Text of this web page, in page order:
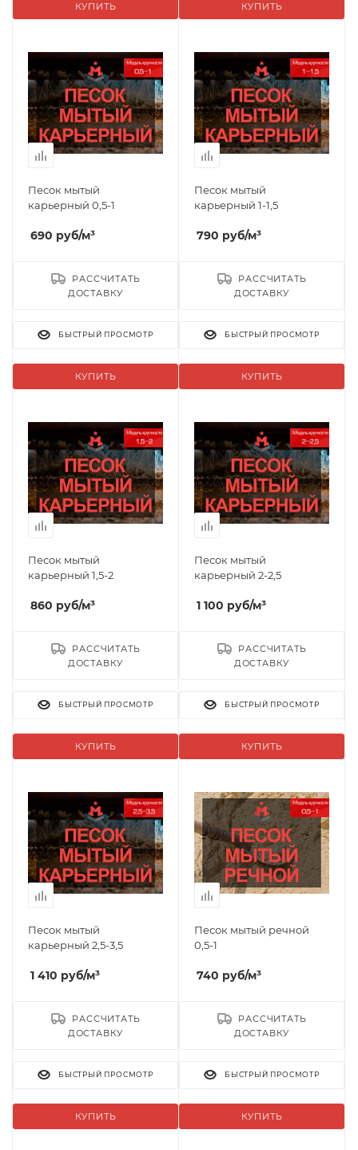
КУПИТЬ КУПИТЬ
Песок мытый
карьерный 0,5-1
690 руб/м³
КУПИТЬ
РАССЧИТАТЬ
ДОСТАВКУ
БЫСТРЫЙ ПРОСМОТР
Песок мытый
карьерный 1-1,5
790 руб/м³
КУПИТЬ
РАССЧИТАТЬ
ДОСТАВКУ
БЫСТРЫЙ ПРОСМОТР
Песок мытый
карьерный 1,5-2
860 руб/м³
КУПИТЬ
РАССЧИТАТЬ
ДОСТАВКУ
БЫСТРЫЙ ПРОСМОТР
Песок мытый
карьерный 2-2,5
1 100 руб/м³
КУПИТЬ
РАССЧИТАТЬ
ДОСТАВКУ
БЫСТРЫЙ ПРОСМОТР
Песок мытый
карьерный 2,5-3,5
1 410 руб/м³
КУПИТЬ
РАССЧИТАТЬ
ДОСТАВКУ
БЫСТРЫЙ ПРОСМОТР
Песок мытый речной
0,5-1
740 руб/м³
КУПИТЬ
РАССЧИТАТЬ
ДОСТАВКУ
БЫСТРЫЙ ПРОСМОТР